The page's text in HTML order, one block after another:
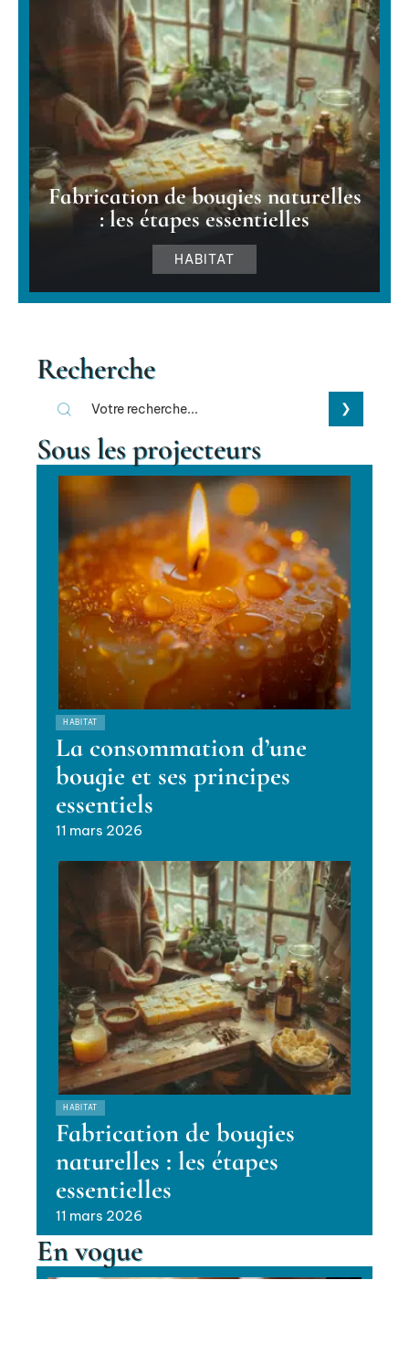
Fabrication de bougies naturelles
: les étapes essentielles
HABITAT
Recherche
Sous les projecteurs
HABITAT
La consommation d’une
bougie et ses principes
essentiels
11 mars 2026
HABITAT
Fabrication de bougies
naturelles : les étapes
essentielles
11 mars 2026
En vogue